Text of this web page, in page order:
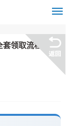
领取流程指